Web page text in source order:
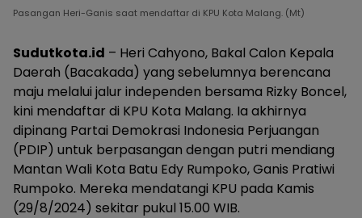
Pasangan Heri-Ganis saat mendaftar di KPU Kota Malang. (Mt)
Sudutkota.id – Heri Cahyono, Bakal Calon Kepala
Daerah (Bacakada) yang sebelumnya berencana
maju melalui jalur independen bersama Rizky Boncel,
kini mendaftar di KPU Kota Malang. Ia akhirnya
dipinang Partai Demokrasi Indonesia Perjuangan
(PDIP) untuk berpasangan dengan putri mendiang
Mantan Wali Kota Batu Edy Rumpoko, Ganis Pratiwi
Rumpoko. Mereka mendatangi KPU pada Kamis
(29/8/2024) sekitar pukul 15.00 WIB.